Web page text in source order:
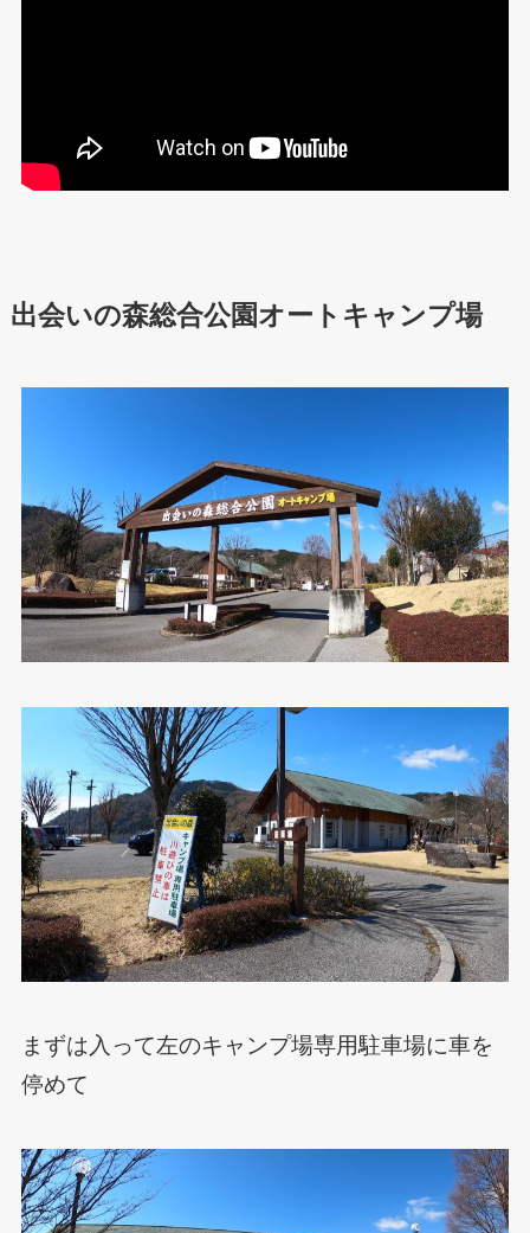
出会いの森総合公園オートキャンプ場
まずは入って左のキャンプ場専用駐車場に車を
停めて